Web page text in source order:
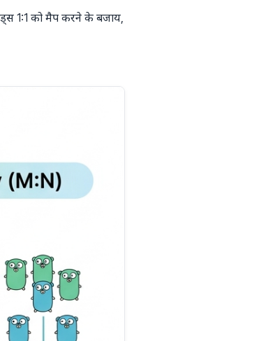
1:1 को मैप करने के बजाय,